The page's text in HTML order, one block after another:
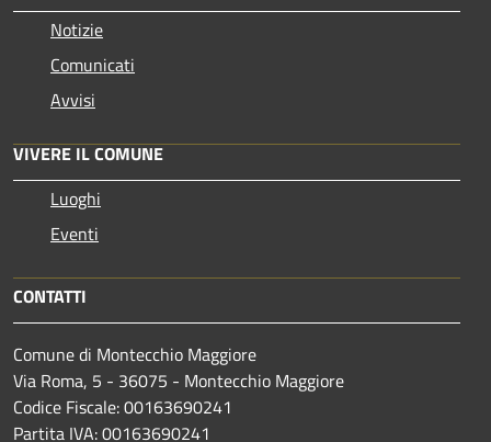
Notizie
Comunicati
Avvisi
VIVERE IL COMUNE
Luoghi
Eventi
CONTATTI
Comune di Montecchio Maggiore
Via Roma, 5 - 36075 - Montecchio Maggiore
Codice Fiscale: 00163690241
Partita IVA: 00163690241